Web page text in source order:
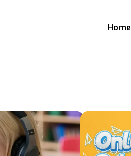
Home